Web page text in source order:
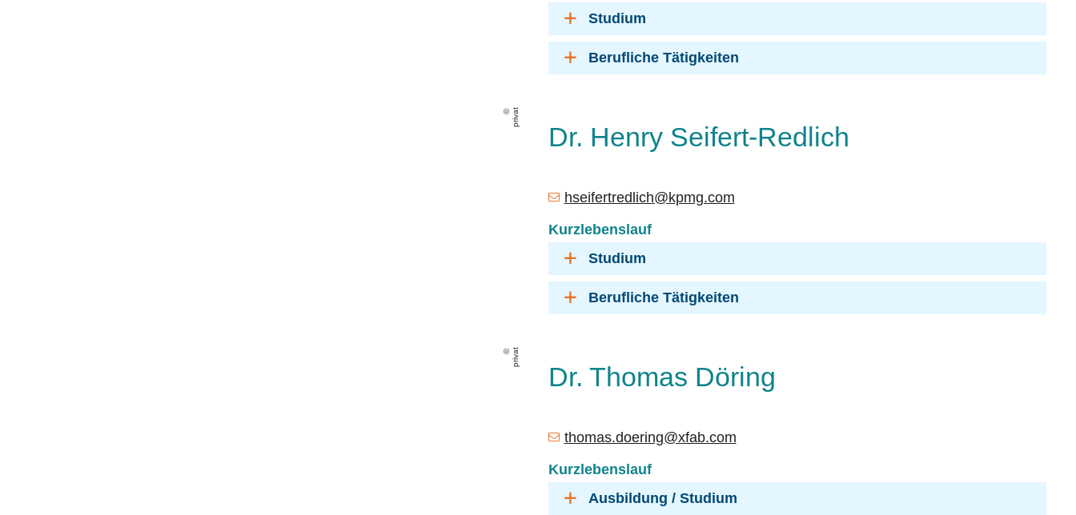
Studium
Berufliche Tätigkeiten
privat
Dr. Henry Seifert-Redlich
hseifertredlich@kpmg.com
Kurzlebenslauf
Studium
Berufliche Tätigkeiten
privat
Dr. Thomas Döring
thomas.doering@xfab.com
Kurzlebenslauf
Ausbildung / Studium